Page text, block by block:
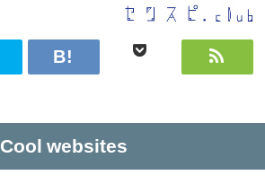
Cool websites